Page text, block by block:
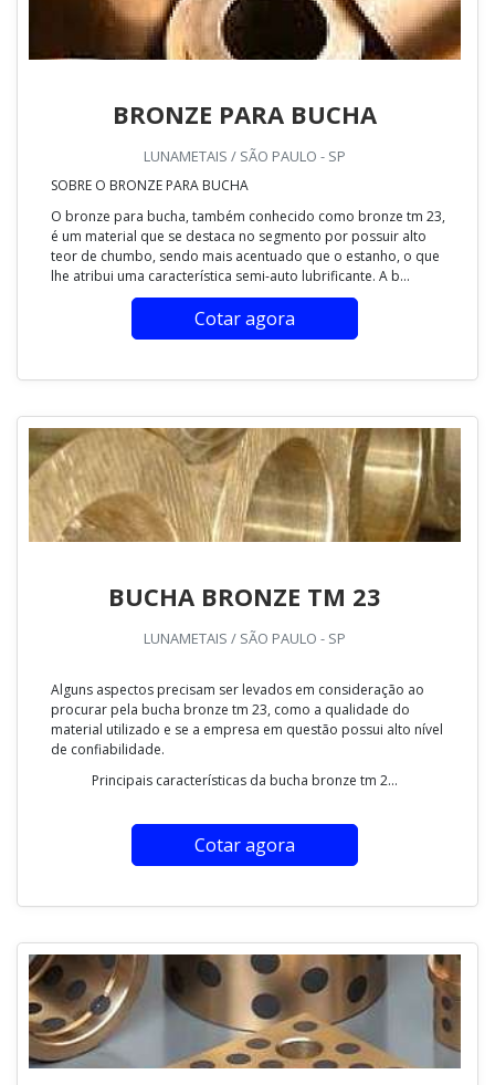
BRONZE PARA BUCHA
LUNAMETAIS / SÃO PAULO - SP
SOBRE O BRONZE PARA BUCHA
O bronze para bucha, também conhecido como bronze tm 23,
é um material que se destaca no segmento por possuir alto
teor de chumbo, sendo mais acentuado que o estanho, o que
lhe atribui uma característica semi-auto lubrificante. A b...
Cotar agora
BUCHA BRONZE TM 23
LUNAMETAIS / SÃO PAULO - SP
Alguns aspectos precisam ser levados em consideração ao
procurar pela bucha bronze tm 23, como a qualidade do
material utilizado e se a empresa em questão possui alto nível
de confiabilidade.
Principais características da bucha bronze tm 2...
Cotar agora